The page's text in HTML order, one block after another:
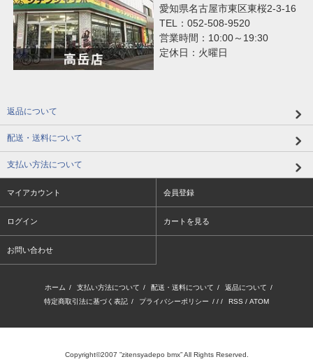
愛知県名古屋市東区東桜2-3-16
TEL：052-508-9520
営業時間：10:00～19:30
定休日：火曜日
返品について
配送・送料について
支払い方法について
マイアカウント 会員登録
ログイン カートを見る
お問い合わせ
ホーム / 支払い方法について / 配送・送料について / 返品について /
特定商取引法に基づく表記 / プライバシーポリシー / / / RSS / ATOM
Copyright©2007 ”zitensyadepo bmx” All Rights Reserved.